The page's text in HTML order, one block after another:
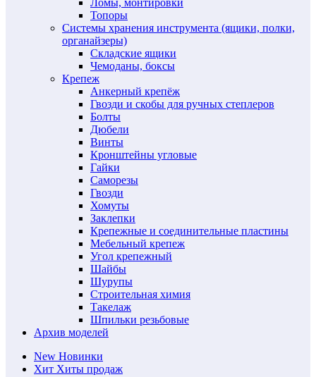
Топоры
Системы хранения инструмента (ящики, полки,
органайзеры)
Складские ящики
Чемоданы, боксы
Крепеж
Анкерный крепёж
Гвозди и скобы для ручных степлеров
Болты
Дюбели
Винты
Кронштейны угловые
Гайки
Саморезы
Гвозди
Хомуты
Заклепки
Крепежные и соединительные пластины
Мебельный крепеж
Угол крепежный
Шайбы
Шурупы
Строительная химия
Такелаж
Шпильки резьбовые
Архив моделей
New Новинки
Хит Хиты продаж